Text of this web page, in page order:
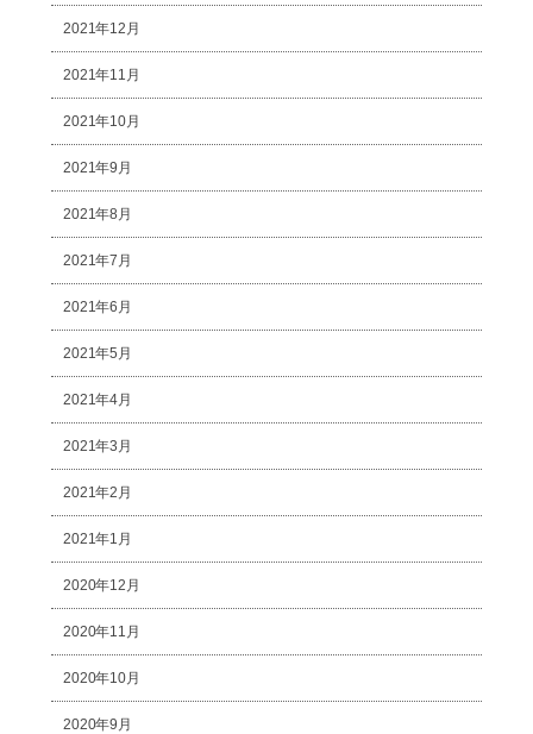
2021年12月
2021年11月
2021年10月
2021年9月
2021年8月
2021年7月
2021年6月
2021年5月
2021年4月
2021年3月
2021年2月
2021年1月
2020年12月
2020年11月
2020年10月
2020年9月